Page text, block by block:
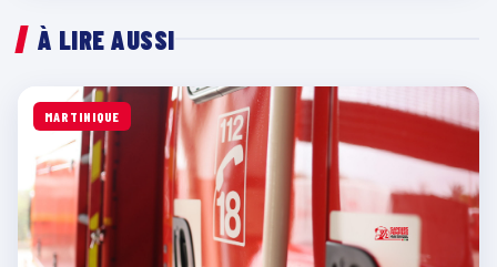
À LIRE AUSSI
MARTINIQUE